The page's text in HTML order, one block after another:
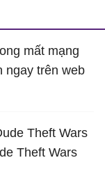
mất mạng
ngay trên web
Theft Wars
Theft Wars